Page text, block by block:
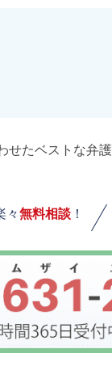
たベストな弁護
々無料相談 ！